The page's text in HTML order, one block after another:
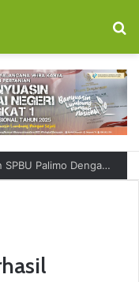
Seven Days Buka Outlet di Kawasan SPBU Palimo Dengan Konsep One Stop Hangout Destination